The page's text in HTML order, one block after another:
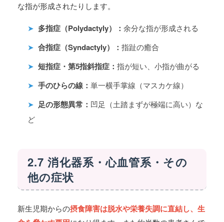
な指が形成されたりします。
➤ 多指症（Polydactyly）： 余分な指が形成される
➤ 合指症（Syndactyly）： 指趾の癒合
➤ 短指症・第5指斜指症： 指が短い、小指が曲がる
➤ 手のひらの線： 単一横手掌線（マスカケ線）
➤ 足の形態異常： 凹足（土踏まずが極端に高い）な
ど
2.7 消化器系・心血管系・その
他の症状
新生児期からの摂食障害は脱水や栄養失調に直結し、生